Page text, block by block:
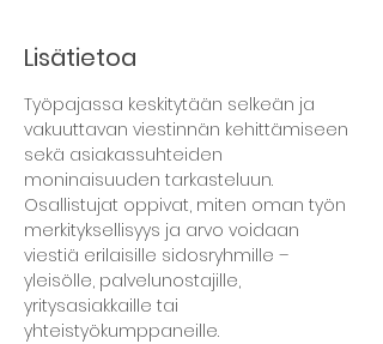
Lisätietoa
Työpajassa keskitytään selkeän ja
vakuuttavan viestinnän kehittämiseen
sekä asiakassuhteiden
moninaisuuden tarkasteluun.
Osallistujat oppivat, miten oman työn
merkityksellisyys ja arvo voidaan
viestiä erilaisille sidosryhmille –
yleisölle, palvelunostajille,
yritysasiakkaille tai
yhteistyökumppaneille.